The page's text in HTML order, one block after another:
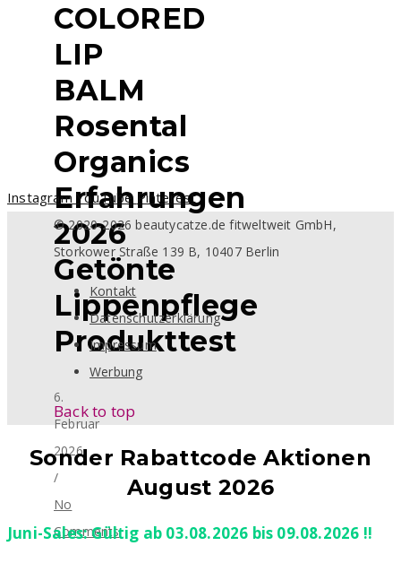
COLORED
LIP
BALM
Rosental
Organics
Erfahrungen
2026
Getönte
Lippenpflege
Produkttest
6.
Februar
2026
/
No
Comments
Instagram YouTube Pinterest
© 2020-2026 beautycatze.de fitweltweit GmbH,
Storkower Straße 139 B, 10407 Berlin
Kontakt
Datenschutzerklärung
Impressum
Werbung
Back to top
Sonder Rabattcode Aktionen
August 2026
Juni-Sales: Gültig ab 03.08.2026 bis 09.08.2026 !!